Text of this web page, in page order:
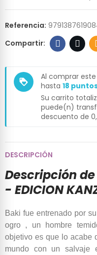
Referencia:
loyalty
Al comprar
hasta 18
Su carrito
puede(n)
descuento de
DESCRIPCIÓN
Descripción de
- EDICION
Baki fue entrenado por
ogro , un hombre
objetivo es que lo acabe
mundo con un salvaje